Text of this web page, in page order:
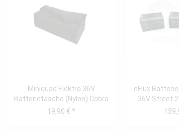
Miniquad Elektro 36V
Batterietasche (Nylon) Cobra
Racer Torino...
19,90 € *
eFlux
36V Street